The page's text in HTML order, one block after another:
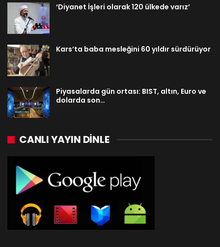
‘Diyanet İşleri olarak 120 ülkede varız’
Kars’ta baba mesleğini 60 yıldır sürdürüyor
Piyasalarda gün ortası: BIST, altın, Euro ve
dolarda son…
CANLI YAYIN DINLE